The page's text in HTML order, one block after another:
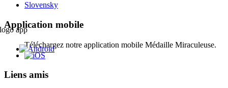
Slovensky
Application mobile
Téléchargez notre application mobile Médaille Miraculeuse.
Liens amis